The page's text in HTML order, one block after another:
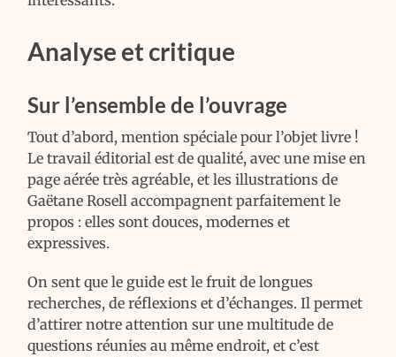
Analyse et critique
Sur l’ensemble de l’ouvrage
Tout d’abord, mention spéciale pour l’objet livre !
Le travail éditorial est de qualité, avec une mise en
page aérée très agréable, et les illustrations de
Gaëtane Rosell accompagnent parfaitement le
propos : elles sont douces, modernes et
expressives.
On sent que le guide est le fruit de longues
recherches, de réflexions et d’échanges. Il permet
d’attirer notre attention sur une multitude de
questions réunies au même endroit, et c’est